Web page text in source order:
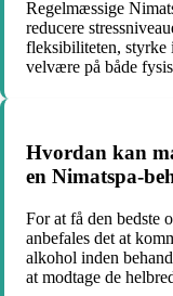
Regelmæssige
reducere
fleksibiliteten, styrke
velvære på både
Hvordan kan
en Nimatspa-
For at få den bedste
anbefales det at
alkohol inden
at modtage de